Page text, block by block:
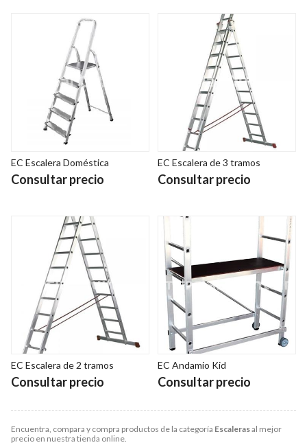
Encuentra, compara y compra productos de la categoría Escalerasal mejor
precio en nuestra tienda online.
EC Escalera Doméstica
Consultar precio
EC Escalera de 3 tramos
Consultar precio
EC Escalera de 2 tramos
Consultar precio
EC Andamio Kid
Consultar precio